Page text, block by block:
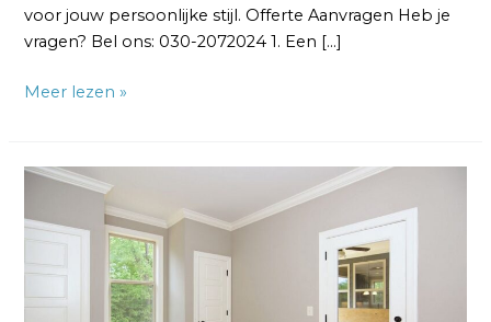
voor jouw persoonlijke stijl. Offerte Aanvragen Heb je
vragen? Bel ons: 030-2072024 1. Een […]
Meer lezen »
Renovlies
Glad:
Keuze